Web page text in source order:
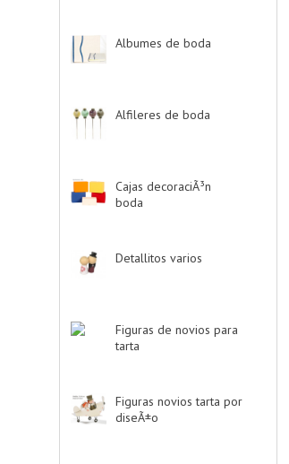
Albumes de boda
Alfileres de boda
Cajas decoraciÃ³n
boda
Detallitos varios
Figuras de novios para
tarta
Figuras novios tarta por
diseÃ±o